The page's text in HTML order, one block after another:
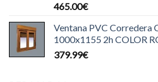
465.00€
Ventana PVC Corredera
1000x1155 2h COLOR
379.99€